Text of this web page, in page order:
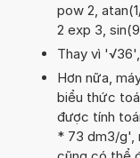
pow 2,
2 exp 3,
Thay vì
Hơn nữa,
biểu thức
được tính
* 73 dm3/g',